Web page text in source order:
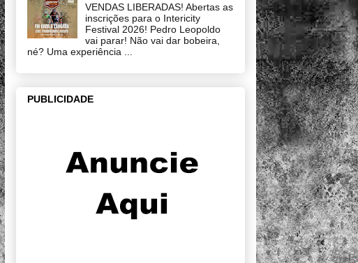
VENDAS LIBERADAS! Abertas as
inscrições para o Intericity
Festival 2026! Pedro Leopoldo
vai parar! Não vai dar bobeira,
né? Uma experiência ...
PUBLICIDADE